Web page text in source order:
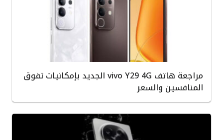
مراجعة هاتف vivo Y29 4G الجديد بإمكانيات تفوق
المنافسين والسعر